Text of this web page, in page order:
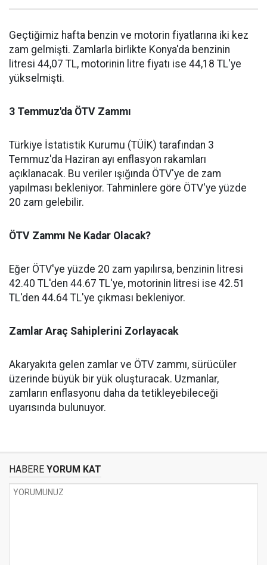
Geçtiğimiz hafta benzin ve motorin fiyatlarına iki kez
zam gelmişti. Zamlarla birlikte Konya'da benzinin
litresi 44,07 TL, motorinin litre fiyatı ise 44,18 TL'ye
yükselmişti.
3 Temmuz'da ÖTV Zammı
Türkiye İstatistik Kurumu (TÜİK) tarafından 3
Temmuz'da Haziran ayı enflasyon rakamları
açıklanacak. Bu veriler ışığında ÖTV'ye de zam
yapılması bekleniyor. Tahminlere göre ÖTV'ye yüzde
20 zam gelebilir.
ÖTV Zammı Ne Kadar Olacak?
Eğer ÖTV'ye yüzde 20 zam yapılırsa, benzinin litresi
42.40 TL'den 44.67 TL'ye, motorinin litresi ise 42.51
TL'den 44.64 TL'ye çıkması bekleniyor.
Zamlar Araç Sahiplerini Zorlayacak
Akaryakıta gelen zamlar ve ÖTV zammı, sürücüler
üzerinde büyük bir yük oluşturacak. Uzmanlar,
zamların enflasyonu daha da tetikleyebileceği
uyarısında bulunuyor.
HABERE YORUM KAT